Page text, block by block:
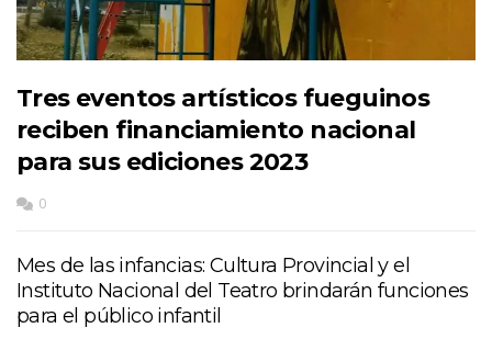
Tres eventos artísticos fueguinos
reciben financiamiento nacional
para sus ediciones 2023
0
Mes de las infancias: Cultura Provincial y el
Instituto Nacional del Teatro brindarán funciones
para el público infantil